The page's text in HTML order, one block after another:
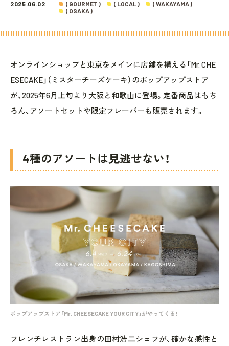
2025.06.02 ( GOURMET ) ( LOCAL )
( WAKAYAMA )
( OSAKA )
オンラインショップと東京をメインに店舗を構える「Mr. CHE
ESECAKE」（ミスターチーズケーキ）のポップアップストア
が、2025年6月上旬より大阪と和歌山に登場。定番商品はもち
ろん、アソートセットや限定フレーバーも販売されます。
4種のアソートは見逃せない！
ポップアップストア「Mr. CHEESECAKE YOUR CITY」がやってくる！
フレンチレストラン出身の田村浩二シェフが、確かな感性と